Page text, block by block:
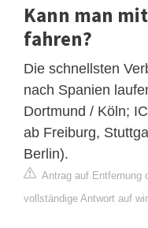
Kann man
fahren?
Die schnellsten
nach Spanien
Dortmund / Köln;
ab Freiburg,
Berlin).
Antrag auf Entfernung
vollständige Antwort auf